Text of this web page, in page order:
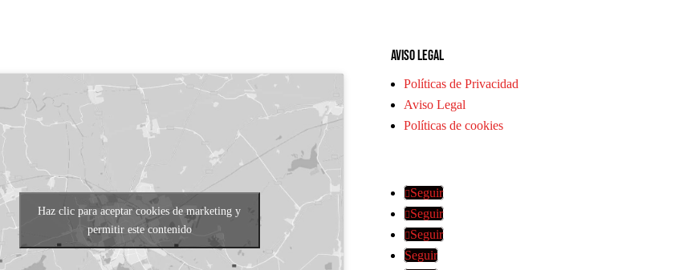
Haz clic para aceptar cookies de marketing y
permitir este contenido
Aviso legal
Políticas de Privacidad
Aviso Legal
Políticas de cookies
Seguir
Seguir
Seguir
Seguir